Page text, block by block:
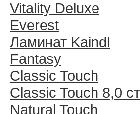
Vitality Deluxe
Everest
Ламинат Kaindl
Fantasy
Classic Touch
Classic Touch 8,0
Natural Touch